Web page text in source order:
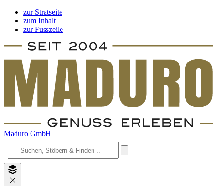
zur Stratseite
zum Inhalt
zur Fusszeile
Maduro GmbH